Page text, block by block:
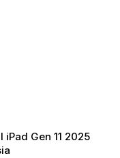
Gen 11 2025